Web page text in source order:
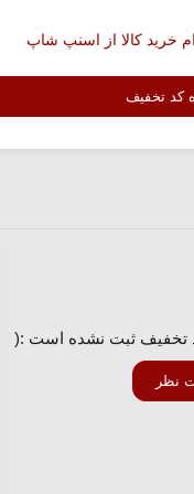
کد تخفیف
تخفیف ثبت نشده است :(
نظر